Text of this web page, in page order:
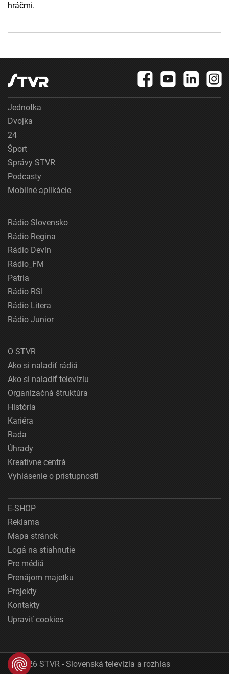
hráčmi.
Jednotka
Dvojka
24
Šport
Správy STVR
Podcasty
Mobilné aplikácie
Rádio Slovensko
Rádio Regina
Rádio Devín
Rádio_FM
Patria
Rádio RSI
Rádio Litera
Rádio Junior
O STVR
Ako si naladiť rádiá
Ako si naladiť televíziu
Organizačná štruktúra
História
Kariéra
Rada
Úhrady
Kreatívne centrá
Vyhlásenie o prístupnosti
E-SHOP
Reklama
Mapa stránok
Logá na stiahnutie
Pre médiá
Prenájom majetku
Projekty
Kontakty
Upraviť cookies
© 2026 STVR - Slovenská televízia a rozhlas